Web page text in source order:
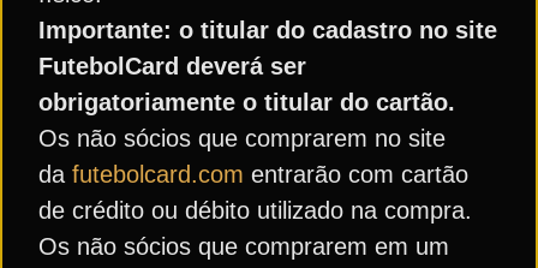
Importante: o titular do cadastro no site
FutebolCard deverá ser
obrigatoriamente o titular do cartão.
Os não sócios que comprarem no site
da futebolcard.com entrarão com cartão
de crédito ou débito utilizado na compra.
Os não sócios que comprarem em um